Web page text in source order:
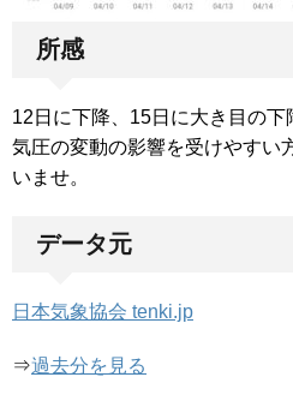
所感
12日に下降、15日に大き目の下
気圧の変動の影響を受けやすい
いませ。
データ元
日本気象協会 tenki.jp
⇒過去分を見る